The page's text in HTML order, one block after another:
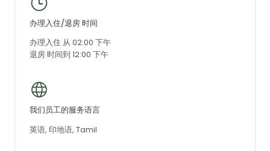
办理入住/退房 时间
办理入住 从 02:00 下午
退房 时间到 12:00 下午
我们员工的服务语言
英语, 印地语, Tamil